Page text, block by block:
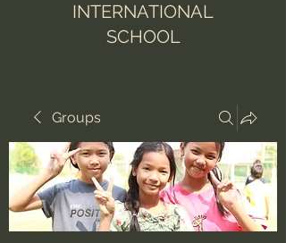
INTERNATIONAL
SCHOOL
Groups